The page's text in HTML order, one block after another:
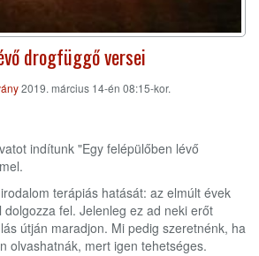
drogfüggő versei
2019. március 14-én 08:15-kor.
indítunk "Egy felépülőben lévő
terápiás hatását: az elmúlt évek
fel. Jelenleg ez ad neki erőt
útján maradjon. Mi pedig szeretnénk, ha
olvashatnák, mert igen tehetséges.